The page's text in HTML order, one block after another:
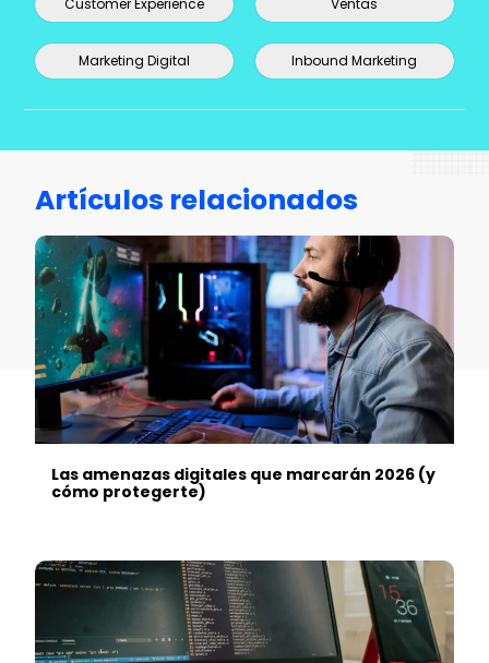
Marketing Digital Inbound Marketing
Artículos relacionados
Las amenazas digitales que marcarán 2026 (y
cómo protegerte)